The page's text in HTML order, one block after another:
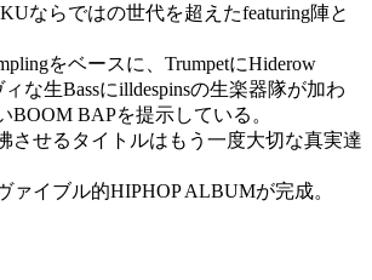
ならではの世代を超えたfeaturing陣と
をベースに、TrumpetにHiderow
な生Bassにilldespinsの生楽器隊が加わ
BOOM BAPを提示している。
させるタイトルはもう一度大切な真実達
ァイブル的HIPHOP ALBUMが完成。